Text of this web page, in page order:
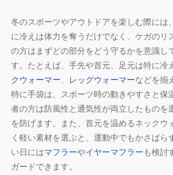
グ
ロ
ー
ブ
手
袋
JD7012-
010
冬のスポーツやアウトドアを楽しむ際には
に冷えは体力を奪うだけでなく、ケガのリ
の方はまずどの部分をどう守るかを意識し
す。たとえば、手先や首元、足元は特に冷
クウォーマー、 レッグウォーマーなどを揃
特に手袋は、スポーツ時の動きやすさと保
者の方は防風性と通気性が両立したものを
を防げます。また、首元を温めるネックウ
く軽い素材を選ぶと、運動中でもかさばら
い日にはマフラーやイヤーマフラー も検討
ガードできます。